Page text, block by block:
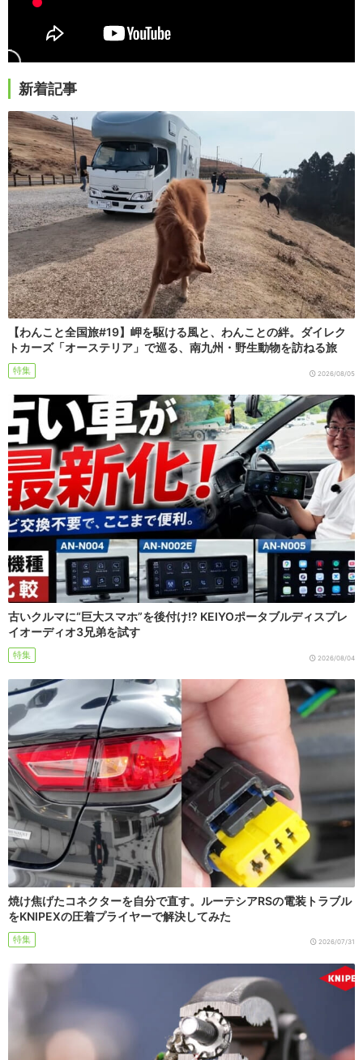
新着記事
【わんこと全国旅#19】岬を駆ける風と、わんことの絆。ダイレク
トカーズ「オーステリア」で巡る、南九州・野生動物を訪ねる旅
特集 2026/08/05
古いクルマに“巨大スマホ”を後付け!? KEIYOポータブルディスプレ
イオーディオ3兄弟を試す
特集 2026/08/04
焼け焦げたコネクターを自分で直す。ルーテシアRSの電装トラブル
をKNIPEXの圧着プライヤーで解決してみた
特集 2026/07/31